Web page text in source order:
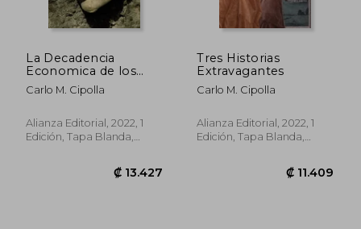
La Decadencia
Economica de los
Imperios
Carlo M. Cipolla
Alianza Editorial, 2022, 1
Edición, Tapa Blanda,
Tres Historias
Extravagantes
Carlo M. Cipolla
Alianza Editorial, 2022, 1
Edición, Tapa Blanda,